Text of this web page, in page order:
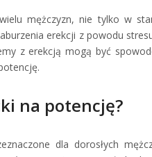
mężczyzn, nie tylko w
erekcji z powodu
z erekcją mogą być
na potencję?
dla dorosłych